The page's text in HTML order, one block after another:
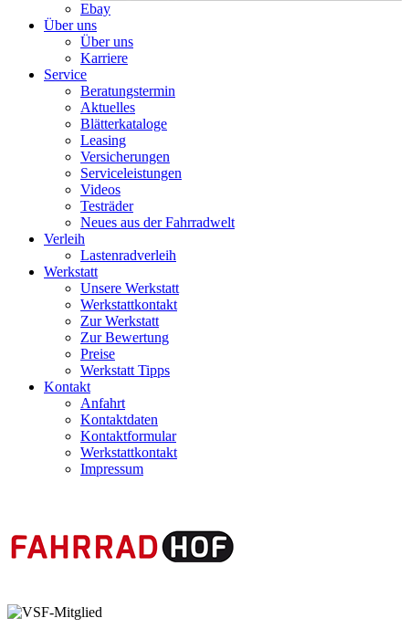
Ebay
Über uns
Über uns
Karriere
Service
Beratungstermin
Aktuelles
Blätterkataloge
Leasing
Versicherungen
Serviceleistungen
Videos
Testräder
Neues aus der Fahrradwelt
Verleih
Lastenradverleih
Werkstatt
Unsere Werkstatt
Werkstattkontakt
Zur Werkstatt
Zur Bewertung
Preise
Werkstatt Tipps
Kontakt
Anfahrt
Kontaktdaten
Kontaktformular
Werkstattkontakt
Impressum